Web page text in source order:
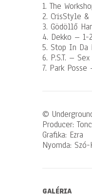
1. The
2. CrisStyle &
3. Gödöllő
4. Dekko – 1-
5. Stop In
6. P.S.T. –
7. Park
©
Producer:
Grafika: Ezra
Nyomda:
GALÉRIA